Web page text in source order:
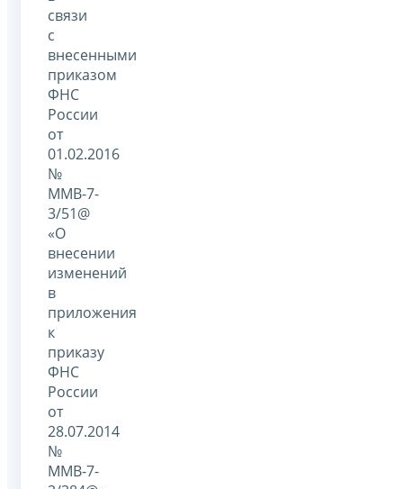
связи
с
внесенными
приказом
ФНС
России
от
01.02.2016
№
ММВ-7-
3/51@
«О
внесении
изменений
в
приложения
к
приказу
ФНС
России
от
28.07.2014
№
ММВ-7-